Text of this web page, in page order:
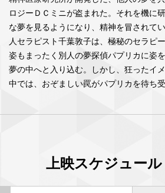
ロジーＤＣミニが盗まれた。それを機に
な夢を見るようになり、精神を冒されて
人セラピスト千葉敦子は、極秘のセラピ
姿もまったく別人の夢探偵パプリカに姿
夢の中へと入り込む。しかし、狂ったイ
中では、おぞましい罠がパプリカを待ち
上映スケジュール